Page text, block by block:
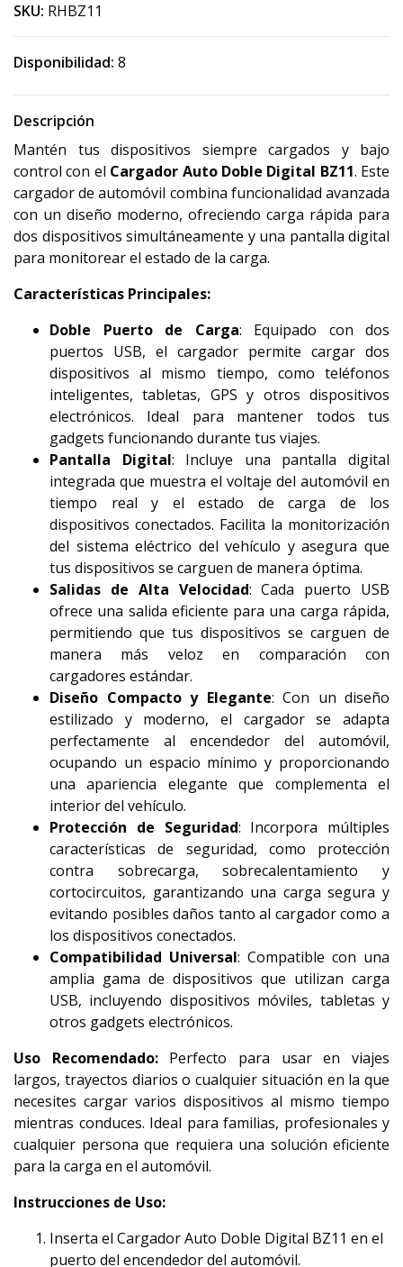
SKU: RHBZ11
Disponibilidad: 8
Descripción
Mantén tus dispositivos siempre cargados y bajo
control con el Cargador Auto Doble Digital BZ11. Este
cargador de automóvil combina funcionalidad avanzada
con un diseño moderno, ofreciendo carga rápida para
dos dispositivos simultáneamente y una pantalla digital
para monitorear el estado de la carga.
Características Principales:
Doble Puerto de Carga: Equipado con dos
puertos USB, el cargador permite cargar dos
dispositivos al mismo tiempo, como teléfonos
inteligentes, tabletas, GPS y otros dispositivos
electrónicos. Ideal para mantener todos tus
gadgets funcionando durante tus viajes.
Pantalla Digital: Incluye una pantalla digital
integrada que muestra el voltaje del automóvil en
tiempo real y el estado de carga de los
dispositivos conectados. Facilita la monitorización
del sistema eléctrico del vehículo y asegura que
tus dispositivos se carguen de manera óptima.
Salidas de Alta Velocidad: Cada puerto USB
ofrece una salida eficiente para una carga rápida,
permitiendo que tus dispositivos se carguen de
manera más veloz en comparación con
cargadores estándar.
Diseño Compacto y Elegante: Con un diseño
estilizado y moderno, el cargador se adapta
perfectamente al encendedor del automóvil,
ocupando un espacio mínimo y proporcionando
una apariencia elegante que complementa el
interior del vehículo.
Protección de Seguridad: Incorpora múltiples
características de seguridad, como protección
contra sobrecarga, sobrecalentamiento y
cortocircuitos, garantizando una carga segura y
evitando posibles daños tanto al cargador como a
los dispositivos conectados.
Compatibilidad Universal: Compatible con una
amplia gama de dispositivos que utilizan carga
USB, incluyendo dispositivos móviles, tabletas y
otros gadgets electrónicos.
Uso Recomendado:Perfecto para usar en viajes
largos, trayectos diarios o cualquier situación en la que
necesites cargar varios dispositivos al mismo tiempo
mientras conduces. Ideal para familias, profesionales y
cualquier persona que requiera una solución eficiente
para la carga en el automóvil.
Instrucciones de Uso:
Inserta el Cargador Auto Doble Digital BZ11 en el
puerto del encendedor del automóvil.